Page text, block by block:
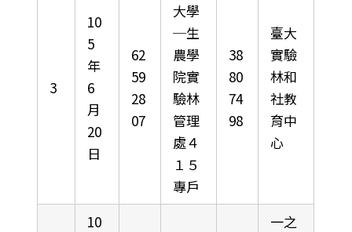
3
10
5
年
6
月
20
日
62
59
28
07
大學
─生
農學
院實
驗林
管理
處４
１５
專戶
38
80
74
98
臺大
實驗
林和
社教
育中
心
10
一之